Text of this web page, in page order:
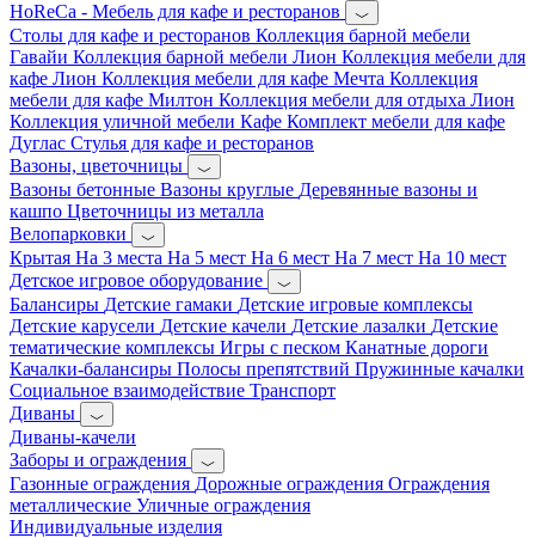
HoReCa - Мебель для кафе и ресторанов
Cтолы для кафе и ресторанов Коллекция барной мебели
Гавайи Коллекция барной мебели Лион Коллекция мебели для
кафе Лион Коллекция мебели для кафе Мечта Коллекция
мебели для кафе Милтон Коллекция мебели для отдыха Лион
Коллекция уличной мебели Кафе Комплект мебели для кафе
Дуглас Стулья для кафе и ресторанов
Вазоны, цветочницы
Вазоны бетонные Вазоны круглые Деревянные вазоны и
кашпо Цветочницы из металла
Велопарковки
Крытая На 3 места На 5 мест На 6 мест На 7 мест На 10 мест
Детское игровое оборудование
Балансиры Детские гамаки Детские игровые комплексы
Детские карусели Детские качели Детские лазалки Детские
тематические комплексы Игры с песком Канатные дороги
Качалки-балансиры Полосы препятствий Пружинные качалки
Социальное взаимодействие Транспорт
Диваны
Диваны-качели
Заборы и ограждения
Газонные ограждения Дорожные ограждения Ограждения
металлические Уличные ограждения
Индивидуальные изделия